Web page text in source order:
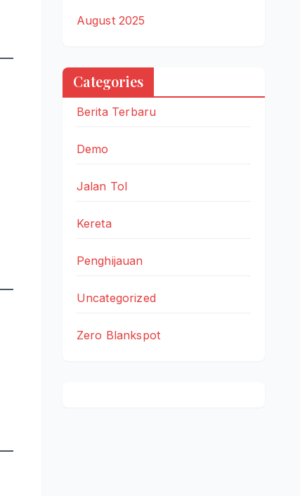
August 2025
Categories
Berita Terbaru
Demo
Jalan Tol
Kereta
Penghijauan
Uncategorized
Zero Blankspot